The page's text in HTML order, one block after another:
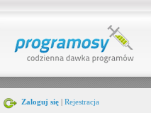
Zaloguj się| Rejestracja